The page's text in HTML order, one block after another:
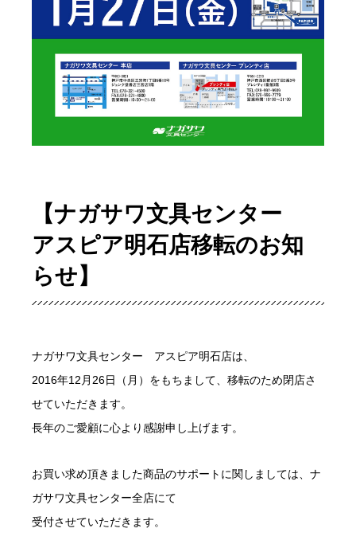
【ナガサワ文具センター
アスピア明石店移転のお知
らせ】
ナガサワ文具センター アスピア明石店は、
2016年12月26日（月）をもちまして、移転のため閉店さ
せていただきます。
長年のご愛顧に心より感謝申し上げます。
お買い求め頂きました商品のサポートに関しましては、ナ
ガサワ文具センター全店にて
受付させていただきます。